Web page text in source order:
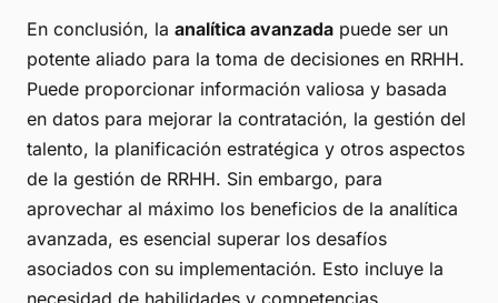
En conclusión, la analítica avanzada puede ser un
potente aliado para la toma de decisiones en RRHH.
Puede proporcionar información valiosa y basada
en datos para mejorar la contratación, la gestión del
talento, la planificación estratégica y otros aspectos
de la gestión de RRHH. Sin embargo, para
aprovechar al máximo los beneficios de la analítica
avanzada, es esencial superar los desafíos
asociados con su implementación. Esto incluye la